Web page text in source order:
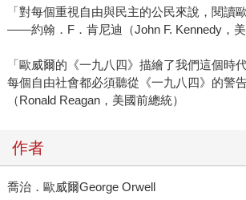
「對每個重視自由與民主的公民來說，閱讀
――約翰．F．肯尼迪（John F. Kennedy，美
「歐威爾的《一九八四》描繪了我們這個時
每個自由社會都必須聽從《一九八四》的
（Ronald Reagan，美國前總統）
作者
喬治．歐威爾George Orwell